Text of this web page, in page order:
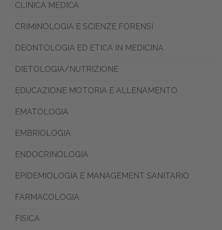
CLINICA MEDICA
CRIMINOLOGIA E SCIENZE FORENSI
DEONTOLOGIA ED ETICA IN MEDICINA
DIETOLOGIA/NUTRIZIONE
EDUCAZIONE MOTORIA E ALLENAMENTO
EMATOLOGIA
EMBRIOLOGIA
ENDOCRINOLOGIA
EPIDEMIOLOGIA E MANAGEMENT SANITARIO
FARMACOLOGIA
FISICA